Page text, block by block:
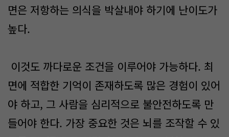
면은 저항하는 의식을 박살내야 하기에 난이도가
높다.
이것도 까다로운 조건을 이루어야 가능하다. 최
면에 적합한 기억이 존재하도록 많은 경험이 있어
야 하고, 그 사람을 심리적으로 불안전하도록 만
들어야 한다. 가장 중요한 것은 뇌를 조작할 수 있